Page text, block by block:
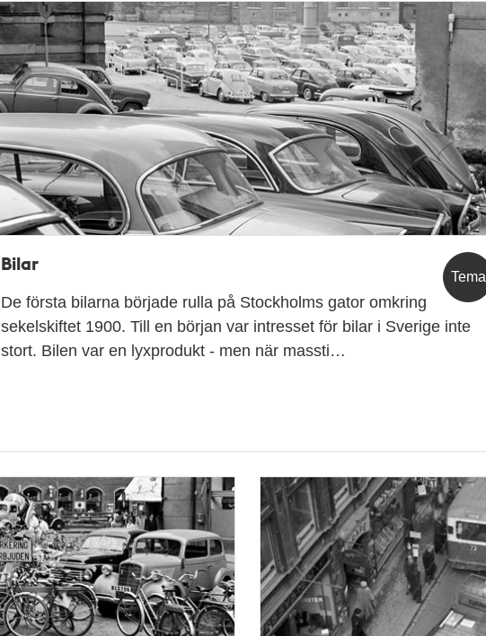
Tema
Bilar
De första bilarna började rulla på Stockholms gator omkring
sekelskiftet 1900. Till en början var intresset för bilar i Sverige inte
stort. Bilen var en lyxprodukt - men när massti…